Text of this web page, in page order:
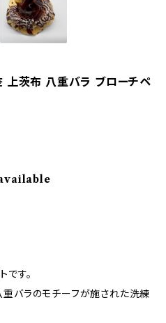
上茨布 八重バラ ブローチペ
です。
バラのモチーフが施された洗練